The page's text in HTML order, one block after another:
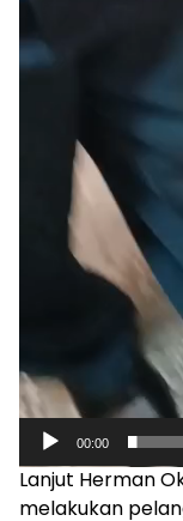
00:00
Lanjut Herman
melakukan